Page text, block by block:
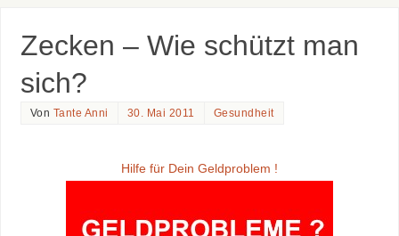
Zecken – Wie schützt man
sich?
Von Tante Anni 30. Mai 2011 Gesundheit
Hilfe für Dein Geldproblem !